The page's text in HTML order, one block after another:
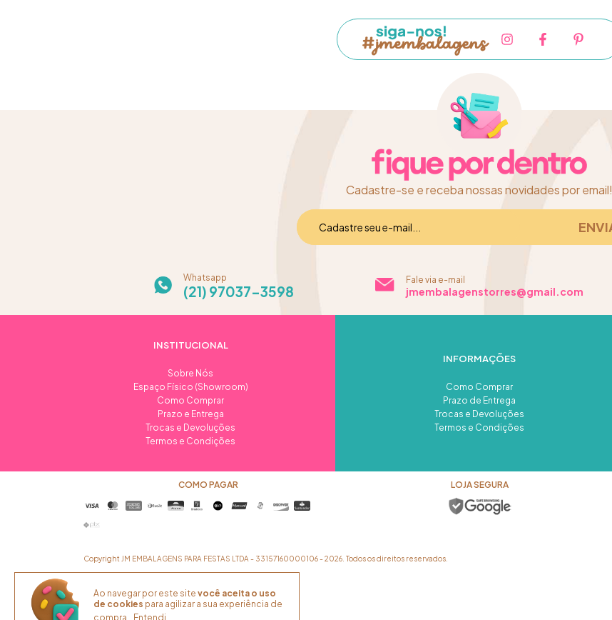
Ao navegar por este site você aceita o uso
de cookies para agilizar a sua experiência de
compra.
Entendi
Cadastre-se e receba nossas novidades por email!
Whatsapp
(21) 97037-3598
Fale via e-mail
jmembalagenstorres@gmail.com
INSTITUCIONAL
Sobre Nós
Espaço Físico (Showroom)
Como Comprar
Prazo e Entrega
Trocas e Devoluções
Termos e Condições
INFORMAÇÕES
Como Comprar
Prazo de Entrega
Trocas e Devoluções
Termos e Condições
COMO PAGAR LOJA SEGURA
Copyright JM EMBALAGENS PARA FESTAS LTDA - 33157160000106 - 2026. Todos os direitos reservados.